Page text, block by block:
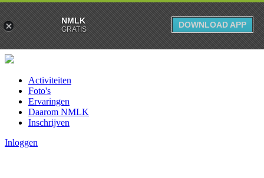
Activiteiten
Foto's
Ervaringen
Daarom NMLK
Inschrijven
Inloggen
NMLK
GRATIS DOWNLOAD APP